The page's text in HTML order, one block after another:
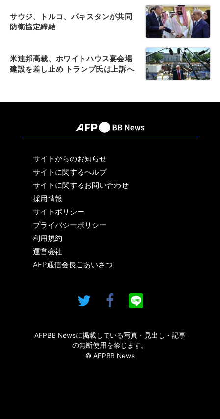
サウジ、トルコ、パキスタンが共同
防衛協定締結
米連邦高裁、ホワイトハウス宴会場
建設を差し止め トランプ氏は上訴へ
サイトからのお知らせ
サイトに関するヘルプ
サイトに関するお問い合わせ
採用情報
サイトポリシー
プライバシーポリシー
利用規約
運営会社
AFP通信会長ごあいさつ
AFPBB Newsに掲載している写真・見出し・記事
の無断使用を禁じます。
© AFPBB News